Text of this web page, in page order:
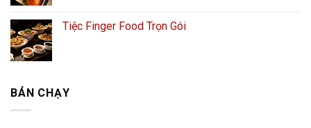
Tiệc Finger Food Trọn Gói
BÁN CHẠY